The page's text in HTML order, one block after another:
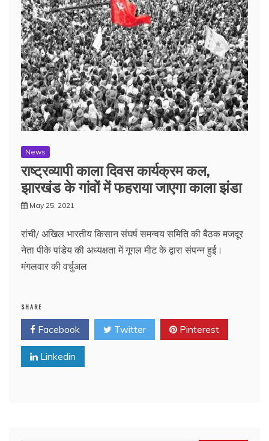
News
राष्ट्रव्यापी काला दिवस कार्यक्रम कल,
झारखंड के गांवों में फहराया जाएगा काला झंडा
May 25, 2021
रांची/ अखिल भारतीय किसान संघर्ष समन्वय समिति की बैठक मजदूर
नेता पीके पांडेय की अध्यक्षता में गूगल मीट के द्वारा संपन्न हुई।
मंगलवार की वर्चुअल
SHARE
Facebook Twitter Pinterest
Linkedin